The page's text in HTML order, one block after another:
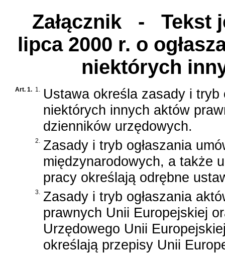
Załącznik- Tekst
lipca 2000 r. o
niektórych
Art. 1. 1. Ustawa określa zasady i tryb
niektórych innych aktów
dzienników urzędowych.
2. Zasady i tryb ogłaszania
międzynarodowych, a także
pracy określają odrębne
3. Zasady i tryb ogłaszania
prawnych Unii Europejskiej
Urzędowego Unii
określają przepisy Unii